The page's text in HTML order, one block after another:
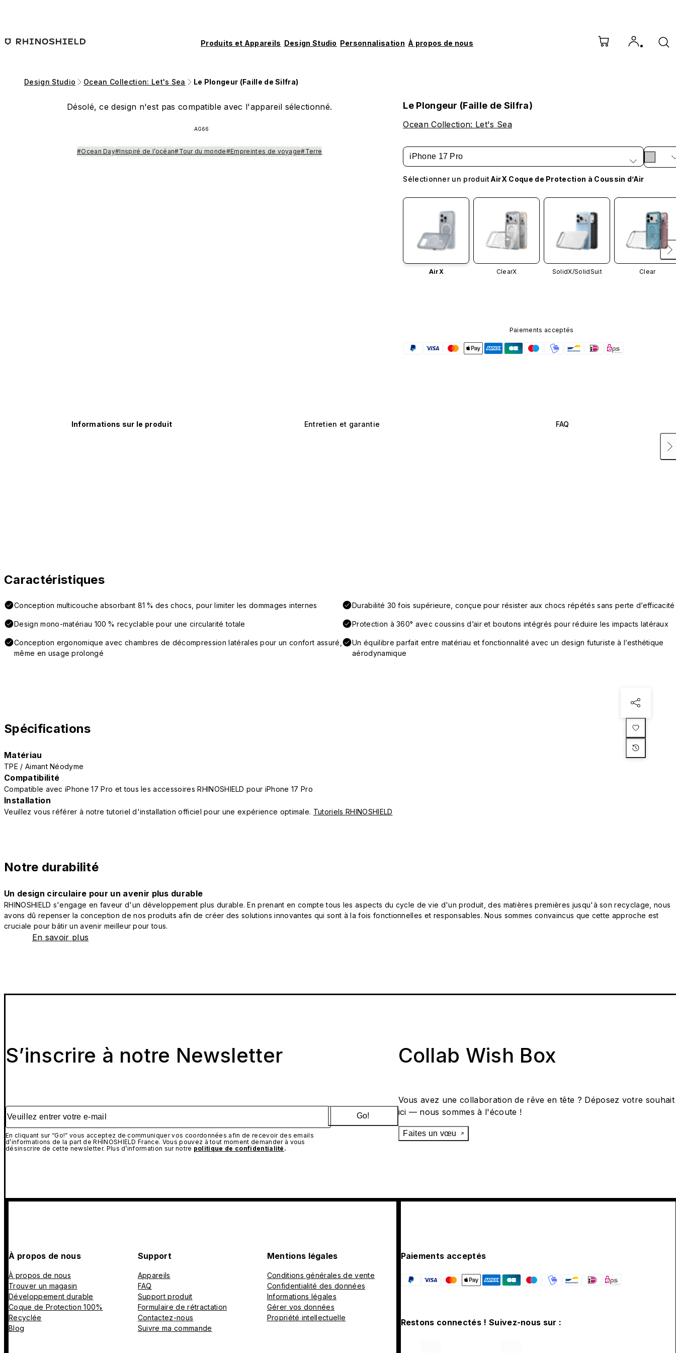
Produits et Appareils Design Studio Personnalisation À propos de nous
Design Studio Ocean Collection: Let's Sea Le Plongeur (Faille de Silfra)
Désolé, ce design n'est pas compatible avec l'appareil sélectionné.
AG66
#Ocean Day#Inspiré de l’océan#Tour du monde#Empreintes de voyage#Terre
Le Plongeur (Faille de Silfra)
Ocean Collection: Let's Sea
iPhone 17 Pro
Sélectionner un produit AirX Coque de Protection à Coussin d’Air
AirX ClearX SolidX/SolidSuit Clear
Paiements acceptés
Informations sur le produit Entretien et garantie FAQ
Caractéristiques
Conception multicouche absorbant 81 % des chocs, pour limiter les dommages internes Durabilité 30 fois supérieure, conçue pour résister aux chocs répétés sans perte d’efficacité
Design mono-matériau 100 % recyclable pour une circularité totale Protection à 360° avec coussins d’air et boutons intégrés pour réduire les impacts latéraux
Conception ergonomique avec chambres de décompression latérales pour un confort assuré,
même en usage prolongé
Un équilibre parfait entre matériau et fonctionnalité avec un design futuriste à l’esthétique
aérodynamique
Spécifications
Matériau
TPE / Aimant Néodyme
Compatibilité
Compatible avec iPhone 17 Pro et tous les accessoires RHINOSHIELD pour iPhone 17 Pro
Installation
Veuillez vous référer à notre tutoriel d'installation officiel pour une expérience optimale. Tutoriels RHINOSHIELD
Notre durabilité
Un design circulaire pour un avenir plus durable
RHINOSHIELD s'engage en faveur d'un développement plus durable. En prenant en compte tous les aspects du cycle de vie d'un produit, des matières premières jusqu'à son recyclage, nous
avons dû repenser la conception de nos produits afin de créer des solutions innovantes qui sont à la fois fonctionnelles et responsables. Nous sommes convaincus que cette approche est
cruciale pour bâtir un avenir meilleur pour tous.
En savoir plus
S’inscrire à notre Newsletter
Veuillez entrer votre e-mail
En cliquant sur “Go!” vous acceptez de communiquer vos coordonnées afin de recevoir des emails
d’informations de la part de RHINOSHIELD France. Vous pouvez à tout moment demander à vous
désinscrire de cette newsletter. Plus d’information sur notre politique de confidentialité .
Go!
Collab Wish Box
Vous avez une collaboration de rêve en tête ? Déposez votre souhait
ici — nous sommes à l'écoute !
Faites un vœu
À propos de nous
À propos de nous
Trouver un magasin
Développement durable
Coque de Protection 100%
Recyclée
Blog
Support
Appareils
FAQ
Support produit
Formulaire de rétractation
Contactez-nous
Suivre ma commande
Mentions légales
Conditions générales de vente
Confidentialité des données
Informations légales
Gérer vos données
Propriété intellectuelle
Paiements acceptés
Restons connectés ! Suivez-nous sur :